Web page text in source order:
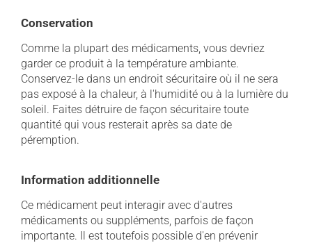
Conservation
Comme la plupart des médicaments, vous devriez
garder ce produit à la température ambiante.
Conservez-le dans un endroit sécuritaire où il ne sera
pas exposé à la chaleur, à l'humidité ou à la lumière du
soleil. Faites détruire de façon sécuritaire toute
quantité qui vous resterait après sa date de
péremption.
Information additionnelle
Ce médicament peut interagir avec d'autres
médicaments ou suppléments, parfois de façon
importante. Il est toutefois possible d'en prévenir